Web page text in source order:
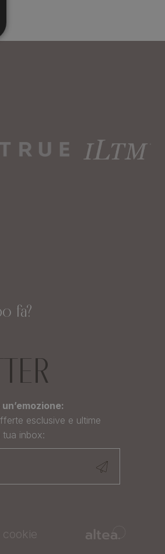
fa?
esclusive e ultime
tua inbox: